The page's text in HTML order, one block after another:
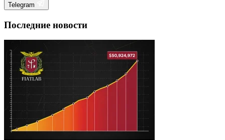
Telegram
Последние новости